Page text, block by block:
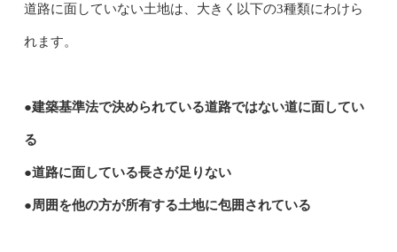
道路に面していない土地は、大きく以下の3種類にわけら
れます。
●建築基準法で決められている道路ではない道に面してい
る
●道路に面している長さが足りない
●周囲を他の方が所有する土地に包囲されている